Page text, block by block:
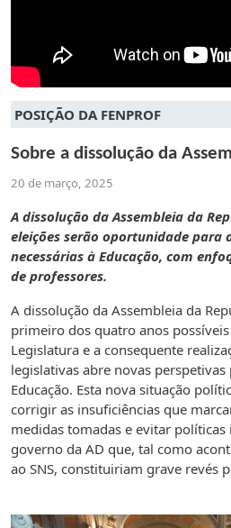
POSIÇÃO DA FENPROF
Sobre a dissolução da
20 de março, 2025
A dissolução da Assembleia da
eleições serão oportunidade para
necessárias à Educação, com
de professores.
A dissolução da Assembleia da
primeiro dos quatro anos
Legislatura e a consequente
legislativas abre novas
Educação. Esta nova situação
corrigir as insuficiências que
medidas tomadas e evitar
governo da AD que, tal como
ao SNS, constituiriam grave revés